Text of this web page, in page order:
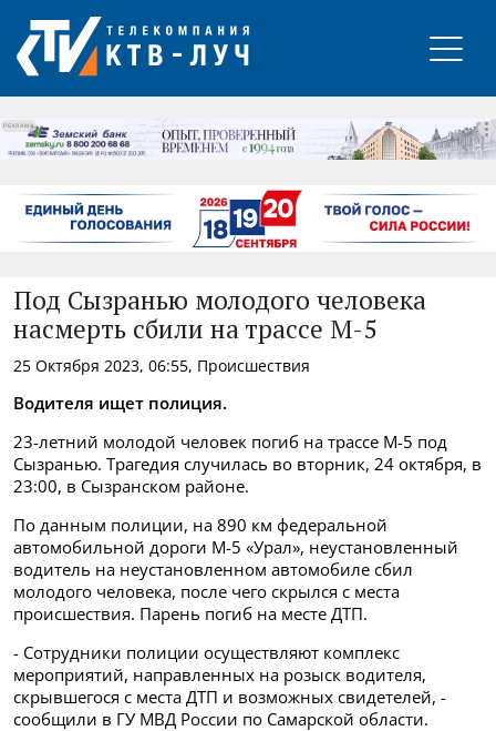
РЕКЛАМА
Под Сызранью молодого человека
насмерть сбили на трассе М-5
25 Октября 2023, 06:55, Происшествия
Водителя ищет полиция.
23-летний молодой человек погиб на трассе М-5 под
Сызранью. Трагедия случилась во вторник, 24 октября, в
23:00, в Сызранском районе.
По данным полиции, на 890 км федеральной
автомобильной дороги М-5 «Урал», неустановленный
водитель на неустановленном автомобиле сбил
молодого человека, после чего скрылся с места
происшествия. Парень погиб на месте ДТП.
- Сотрудники полиции осуществляют комплекс
мероприятий, направленных на розыск водителя,
скрывшегося с места ДТП и возможных свидетелей, -
сообщили в ГУ МВД России по Самарской области.